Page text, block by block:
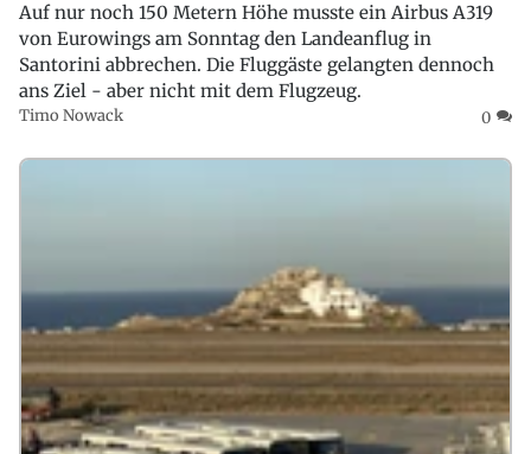
Auf nur noch 150 Metern Höhe musste ein Airbus A319
von Eurowings am Sonntag den Landeanflug in
Santorini abbrechen. Die Fluggäste gelangten dennoch
ans Ziel - aber nicht mit dem Flugzeug.
Timo Nowack 0